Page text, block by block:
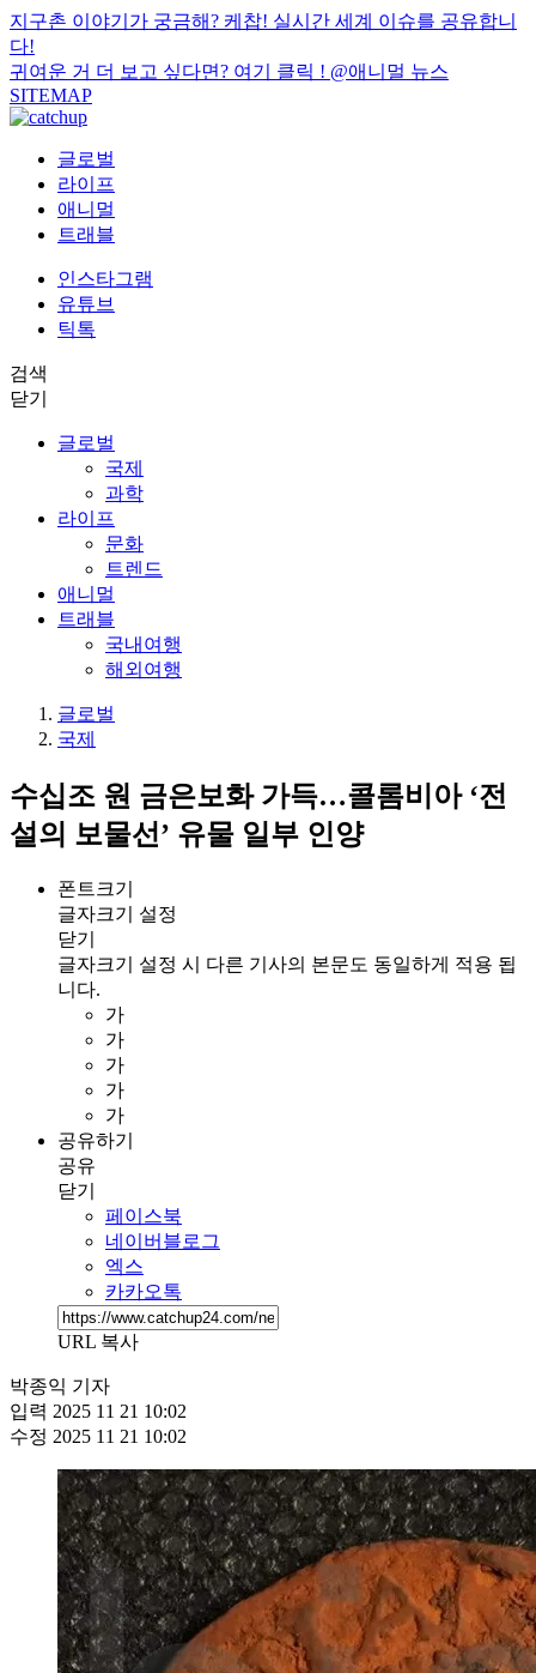
지구촌 이야기가 궁금해? 케찹! 실시간 세계 이슈를 공유합니
다!
귀여운 거 더 보고 싶다면? 여기 클릭 ! @애니멀 뉴스
SITEMAP
글로벌
라이프
애니멀
트래블
인스타그램
유튜브
틱톡
검색
닫기
글로벌
국제
과학
라이프
문화
트렌드
애니멀
트래블
국내여행
해외여행
글로벌
국제
수십조 원 금은보화 가득…콜롬비아 ‘전
설의 보물선’ 유물 일부 인양
폰트크기
글자크기 설정
닫기
글자크기 설정 시 다른 기사의 본문도 동일하게 적용 됩
니다.
가
가
가
가
가
공유하기
공유
닫기
페이스북
네이버블로그
엑스
카카오톡
URL 복사
박종익 기자
입력 2025 11 21 10:02
수정 2025 11 21 10:02